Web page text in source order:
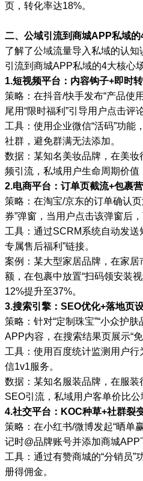
页，转化率达18%。
二、公域引流到商城APP私域
了解了公域流量导入私域的认
引流到商城APP私域的4大核心场
1.短视频平台：内容钩子+即时
策略：在抖音/快手发布“产品使
尾用“限时福利”引导用户点击评
工具：使用企业微信“活码”功能
社群，避免群满无法添加。
数据：某知名美妆品牌，在美
频引流，私域用户生命周期价值
2.电商平台：订单页截流+包裹
策略：在淘宝/京东的订单确认
券”弹窗，当用户点击该弹窗后
工具：通过SCRM系统自动发送
专属售后福利”链接。
案例：某大型家居品牌，在家
额，在包裹中放置“扫码领安装
12%提升至37%。
3.搜索引擎：SEO优化+落地页
策略：针对“定制珠宝”“小众护
APP内容，在搜索结果页展示“免
工具：使用百度统计监测用户
信1v1服务。
数据：某知名服装品牌，在服
SEO引流，私域用户客单价比公
4.社交平台：KOC种草+社群裂
策略：在小红书/微博发起“晒单
记时@品牌账号并添加商城APP
工具：通过有赞商城的“分销员”
册得佣金。